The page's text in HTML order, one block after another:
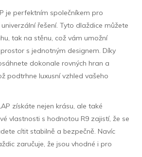
je perfektním společníkem pro
řešení. Tyto dlaždice můžete
tak na stěnu, což vám umožní
s jednotným designem. Díky
dokonale rovných hran a
podtrhne luxusní vzhled vašeho
získáte nejen krásu, ale také
vlastnosti s hodnotou R9 zajistí, že se
cítit stabilně a bezpečně. Navíc
zaručuje, že jsou vhodné i pro